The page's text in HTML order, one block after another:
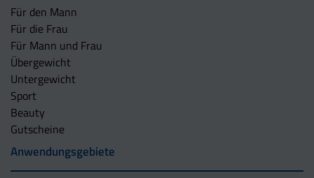
Für den Mann
Für die Frau
Für Mann und Frau
Übergewicht
Untergewicht
Sport
Beauty
Gutscheine
Anwendungsgebiete